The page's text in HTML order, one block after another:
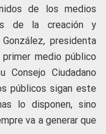
de los medios
de la creación y
presidenta
medio público
Ciudadano
públicos sigan este
lo disponen, sino
va a generar que